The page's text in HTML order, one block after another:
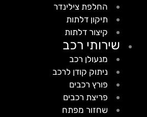
החלפת צילינדר
תיקון דלתות
קיצור דלתות
שירותי רכב
מנעולן רכב
ניתוק קודן לרכב
פורץ רכבים
פריצת רכבים
שחזור מפתח